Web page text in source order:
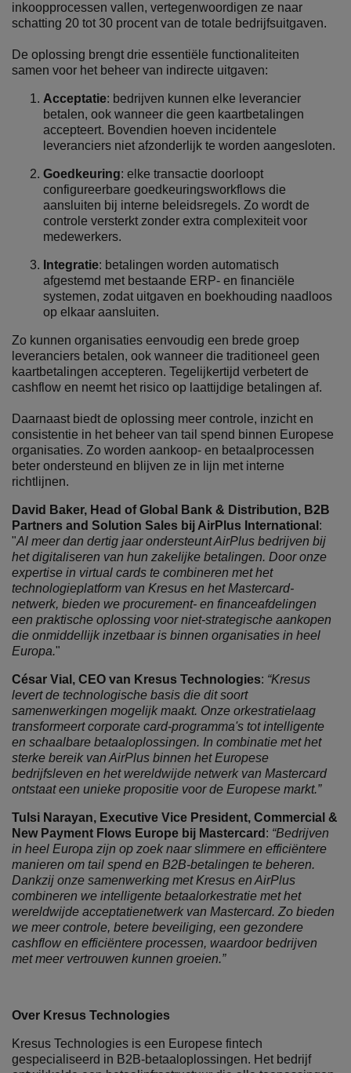
inkoopprocessen vallen, vertegenwoordigen ze naar
schatting 20 tot 30 procent van de totale bedrijfsuitgaven.
De oplossing brengt drie essentiële functionaliteiten
samen voor het beheer van indirecte uitgaven:
Acceptatie: bedrijven kunnen elke leverancier
betalen, ook wanneer die geen kaartbetalingen
accepteert. Bovendien hoeven incidentele
leveranciers niet afzonderlijk te worden aangesloten.
Goedkeuring: elke transactie doorloopt
configureerbare goedkeuringsworkflows die
aansluiten bij interne beleidsregels. Zo wordt de
controle versterkt zonder extra complexiteit voor
medewerkers.
Integratie: betalingen worden automatisch
afgestemd met bestaande ERP- en financiële
systemen, zodat uitgaven en boekhouding naadloos
op elkaar aansluiten.
Zo kunnen organisaties eenvoudig een brede groep
leveranciers betalen, ook wanneer die traditioneel geen
kaartbetalingen accepteren. Tegelijkertijd verbetert de
cashflow en neemt het risico op laattijdige betalingen af.
Daarnaast biedt de oplossing meer controle, inzicht en
consistentie in het beheer van tail spend binnen Europese
organisaties. Zo worden aankoop- en betaalprocessen
beter ondersteund en blijven ze in lijn met interne
richtlijnen.
David Baker, Head of Global Bank & Distribution, B2B
Partners and Solution Sales bij AirPlus International :
"Al meer dan dertig jaar ondersteunt AirPlus bedrijven bij
het digitaliseren van hun zakelijke betalingen. Door onze
expertise in virtual cards te combineren met het
technologieplatform van Kresus en het Mastercard-
netwerk, bieden we procurement- en financeafdelingen
een praktische oplossing voor niet-strategische aankopen
die onmiddellijk inzetbaar is binnen organisaties in heel
Europa."
César Vial, CEO van Kresus Technologies: “Kresus
levert de technologische basis die dit soort
samenwerkingen mogelijk maakt. Onze orkestratielaag
transformeert corporate card-programma's tot intelligente
en schaalbare betaaloplossingen. In combinatie met het
sterke bereik van AirPlus binnen het Europese
bedrijfsleven en het wereldwijde netwerk van Mastercard
ontstaat een unieke propositie voor de Europese markt.”
Tulsi Narayan, Executive Vice President, Commercial &
New Payment Flows Europe bij Mastercard : “Bedrijven
in heel Europa zijn op zoek naar slimmere en efficiëntere
manieren om tail spend en B2B-betalingen te beheren.
Dankzij onze samenwerking met Kresus en AirPlus
combineren we intelligente betaalorkestratie met het
wereldwijde acceptatienetwerk van Mastercard. Zo bieden
we meer controle, betere beveiliging, een gezondere
cashflow en efficiëntere processen, waardoor bedrijven
met meer vertrouwen kunnen groeien.”
Over Kresus Technologies
Kresus Technologies is een Europese fintech
gespecialiseerd in B2B-betaaloplossingen. Het bedrijf